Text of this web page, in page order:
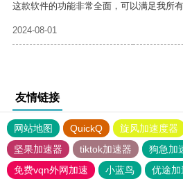
这款软件的功能非常全面，可以满足我所有
2024-08-01
友情链接
网站地图 QuickQ 旋风加速度器
坚果加速器
tiktok加速器
狗急加
免费vqn外网加速
小蓝鸟 优途加